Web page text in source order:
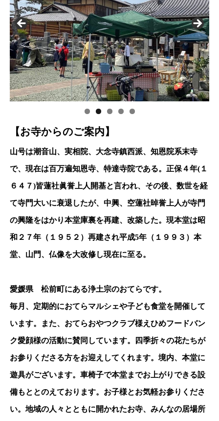
【お寺からのご案内】
山号は潮音山、実相院、大念寺鎮西派、知恩院系末寺
で、現在は百万遍知恩寺、特達寺院である。正保４年(１
６４７)皆蓮社眞誉上人開基と言われ、その後、数世を経
て寺門大いに衰退したが、中興、空蓮社晫誉上人が寺門
の興隆をはかり本堂庫裏を再建、改築した。現本堂は昭
和２７年（１９５２）再建され平成5年（１９９３）本
堂、山門、仏像を大改修し現在に至る。
愛媛県 松前町にある浄土宗のおてらです。
毎月、定期的におてらマルシェや子ども食堂を開催して
います。また、おてらおやつクラブ様えひめフードバン
ク愛顔様の活動に賛同しています。四季折々の花たちが
お参りくださる方をお迎えしてくれます。境内、本堂に
遊具がございます。車椅子で本堂までお上がりできる設
備もととのえております。お子様とお気軽お参りくださ
い。地域の人々とともに開かれたお寺、みんなの居場所